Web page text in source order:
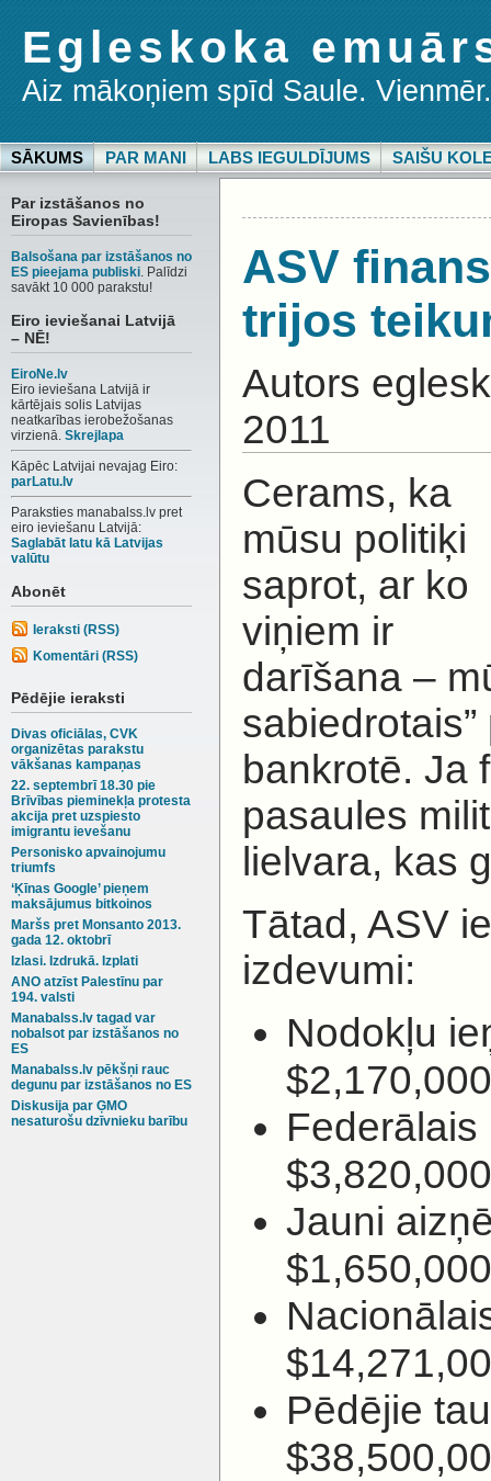
Egleskoka
Aiz mākoņiem spīd Saule. Vienmēr.
SĀKUMS PAR MANI LABS IEGULDĪJUMS SAIŠU
Par izstāšanos no
Eiropas Savienības!
Balsošana par izstāšanos no
ES pieejama publiski. Palīdzi
savākt 10 000 parakstu!
Eiro ieviešanai Latvijā
– NĒ!
EiroNe.lv
Eiro ieviešana Latvijā ir
kārtējais solis Latvijas
neatkarības ierobežošanas
virzienā. Skrejlapa
Kāpēc Latvijai nevajag Eiro:
parLatu.lv
Paraksties manabalss.lv pret
eiro ieviešanu Latvijā:
Saglabāt latu kā Latvijas
valūtu
Abonēt
Ieraksti (RSS)
Komentāri (RSS)
Pēdējie ieraksti
Divas oficiālas, CVK
organizētas parakstu
vākšanas kampaņas
22. septembrī 18.30 pie
Brīvības pieminekļa protesta
akcija pret uzspiesto
imigrantu ievešanu
Personisko apvainojumu
triumfs
‘Ķīnas Google’ pieņem
maksājumus bitkoinos
Maršs pret Monsanto 2013.
gada 12. oktobrī
Izlasi. Izdrukā. Izplati
ANO atzīst Palestīnu par
194. valsti
Manabalss.lv tagad var
nobalsot par izstāšanos no
ES
Manabalss.lv pēkšņi rauc
degunu par izstāšanos no ES
Diskusija par ĢMO
nesaturošu dzīvnieku barību
ASV
trijos
Autors
2011
Cerams, ka
mūsu politiķi
saprot, ar ko
viņiem ir
darīšana –
bankrotē. Ja
pasaules
lielvara, kas
Tātad, ASV
izdevumi:
Nodokļu
Jauni
Pēdējie